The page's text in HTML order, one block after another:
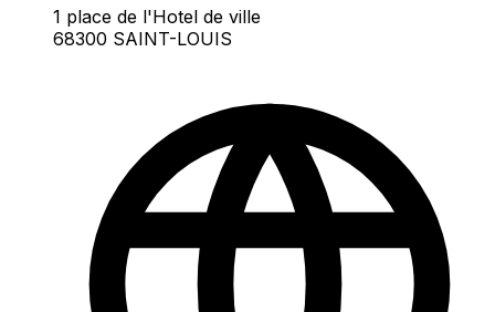
1 place de l'Hotel de ville
68300 SAINT-LOUIS